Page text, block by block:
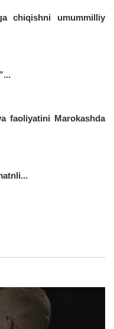
chiqishni umummilliy
faoliyatini Marokashda